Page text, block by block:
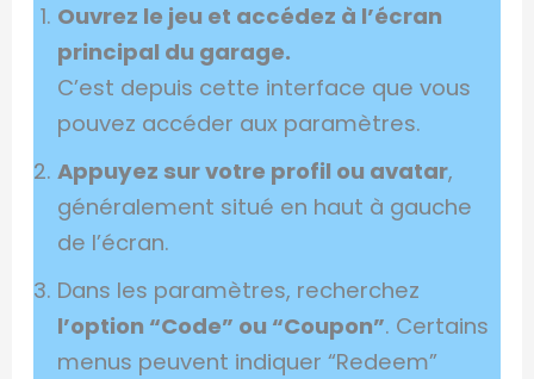
Ouvrez le jeu et accédez à l’écran
principal du garage.
C’est depuis cette interface que vous
pouvez accéder aux paramètres.
Appuyez sur votre profil ou avatar,
généralement situé en haut à gauche
de l’écran.
Dans les paramètres, recherchez
l’option “Code” ou “Coupon”. Certains
menus peuvent indiquer “Redeem”